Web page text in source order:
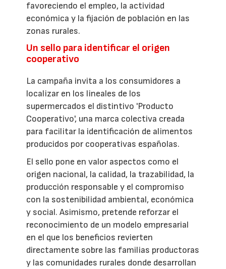
favoreciendo el empleo, la actividad
económica y la fijación de población en las
zonas rurales.
Un sello para identificar el origen
cooperativo
La campaña invita a los consumidores a
localizar en los lineales de los
supermercados el distintivo 'Producto
Cooperativo', una marca colectiva creada
para facilitar la identificación de alimentos
producidos por cooperativas españolas.
El sello pone en valor aspectos como el
origen nacional, la calidad, la trazabilidad, la
producción responsable y el compromiso
con la sostenibilidad ambiental, económica
y social. Asimismo, pretende reforzar el
reconocimiento de un modelo empresarial
en el que los beneficios revierten
directamente sobre las familias productoras
y las comunidades rurales donde desarrollan